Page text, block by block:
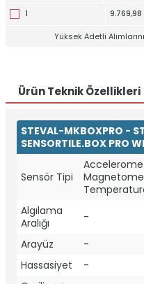
1
9.769,98
Yüksek Adetli
Ürün Teknik Özellikleri
STEVAL-MKBOXPRO -
SENSORTILE.BOX PRO
Sensör Tipi
Algılama
Aralığı
-
Arayüz
-
Hassasiyet
-